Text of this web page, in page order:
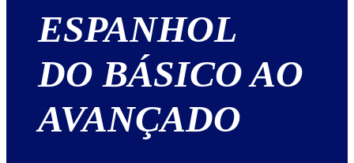
ESPANHOL
DO BÁSICO AO
AVANÇADO